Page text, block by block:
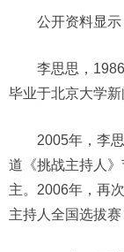
公开资料显示
李思思，
毕业于北京大学新
2005年，李
道《挑战主持人
主。2006年，再
主持人全国选拔赛